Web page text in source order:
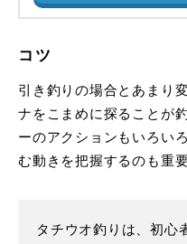
コツ
引き釣りの場合とあまり
ナをこまめに探ることが
ーのアクションもいろい
む動きを把握するのも重要
タチウオ釣りは、初心